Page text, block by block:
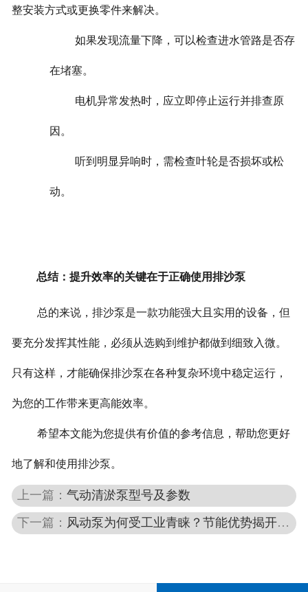
整安装方式或更换零件来解决。
如果发现流量下降，可以检查进水管路是否存
在堵塞。
电机异常发热时，应立即停止运行并排查原
因。
听到明显异响时，需检查叶轮是否损坏或松
动。
总结：提升效率的关键在于正确使用排沙泵
总的来说，排沙泵是一款功能强大且实用的设备，但
要充分发挥其性能，必须从选购到维护都做到细致入微。
只有这样，才能确保排沙泵在各种复杂环境中稳定运行，
为您的工作带来更高能效率。
希望本文能为您提供有价值的参考信息，帮助您更好
地了解和使用排沙泵。
上一篇：气动清淤泵型号及参数
下一篇： 风动泵为何受工业青睐？节能优势揭开谜底！